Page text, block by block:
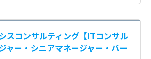
スコンサルティング【ITコンサル
ャー・シニアマネージャー・パー